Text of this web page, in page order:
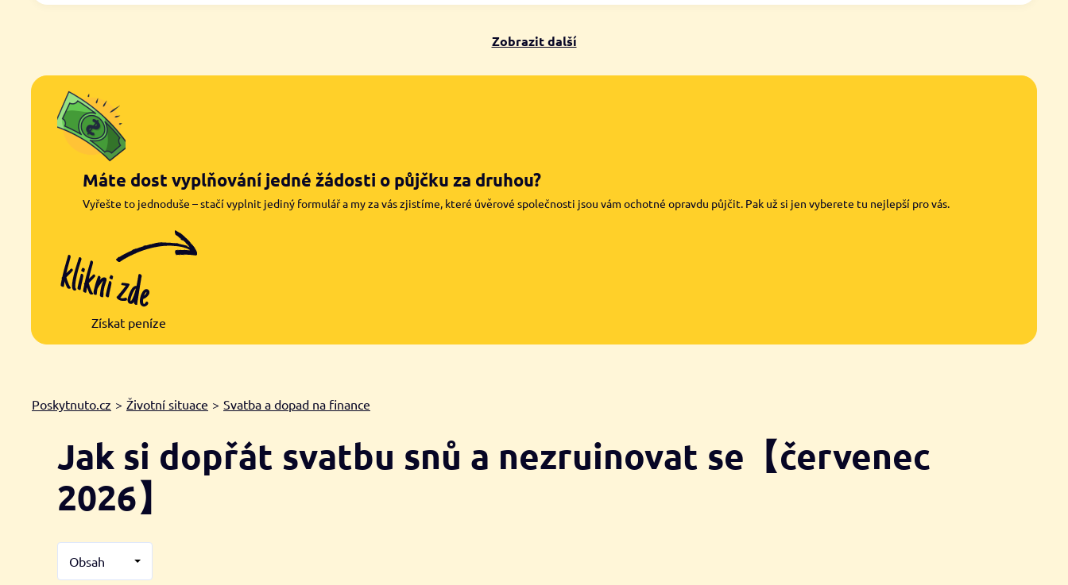
Zobrazit další
Máte dost vyplňování jedné žádosti o půjčku za druhou?
Vyřešte to jednoduše – stačí vyplnit jediný formulář a my za vás zjistíme, které úvěrové společnosti jsou vám ochotné opravdu půjčit. Pak už si jen vyberete tu nejlepší pro vás.
Získat peníze
Poskytnuto.cz > Životní situace > Svatba a dopad na finance
Jak si dopřát svatbu snů a nezruinovat se【červenec
2026】
Obsah